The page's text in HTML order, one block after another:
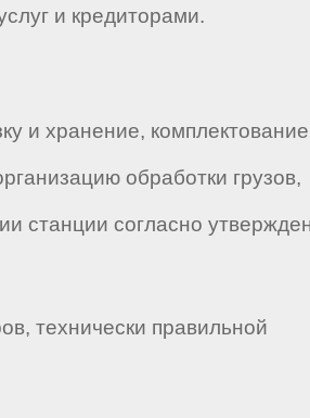
и кредиторами.
и хранение,
обработки грузов,
станции согласно
технически правильной